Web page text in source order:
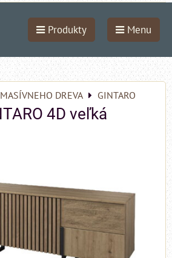
Produkty Menu
DREVA GINTARO
4D veľká